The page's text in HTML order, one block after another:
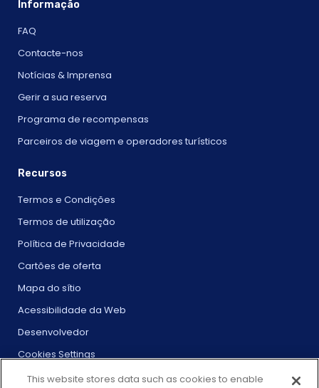
Informação
FAQ
Contacte-nos
Notícias & Imprensa
Gerir a sua reserva
Programa de recompensas
Parceiros de viagem e operadores turísticos
Recursos
Termos e Condições
Termos de utilização
Política de Privacidade
Cartões de oferta
Mapa do sítio
Acessibilidade da Web
Desenvolvedor
Cookies Settings
This website stores data such as cookies to enable